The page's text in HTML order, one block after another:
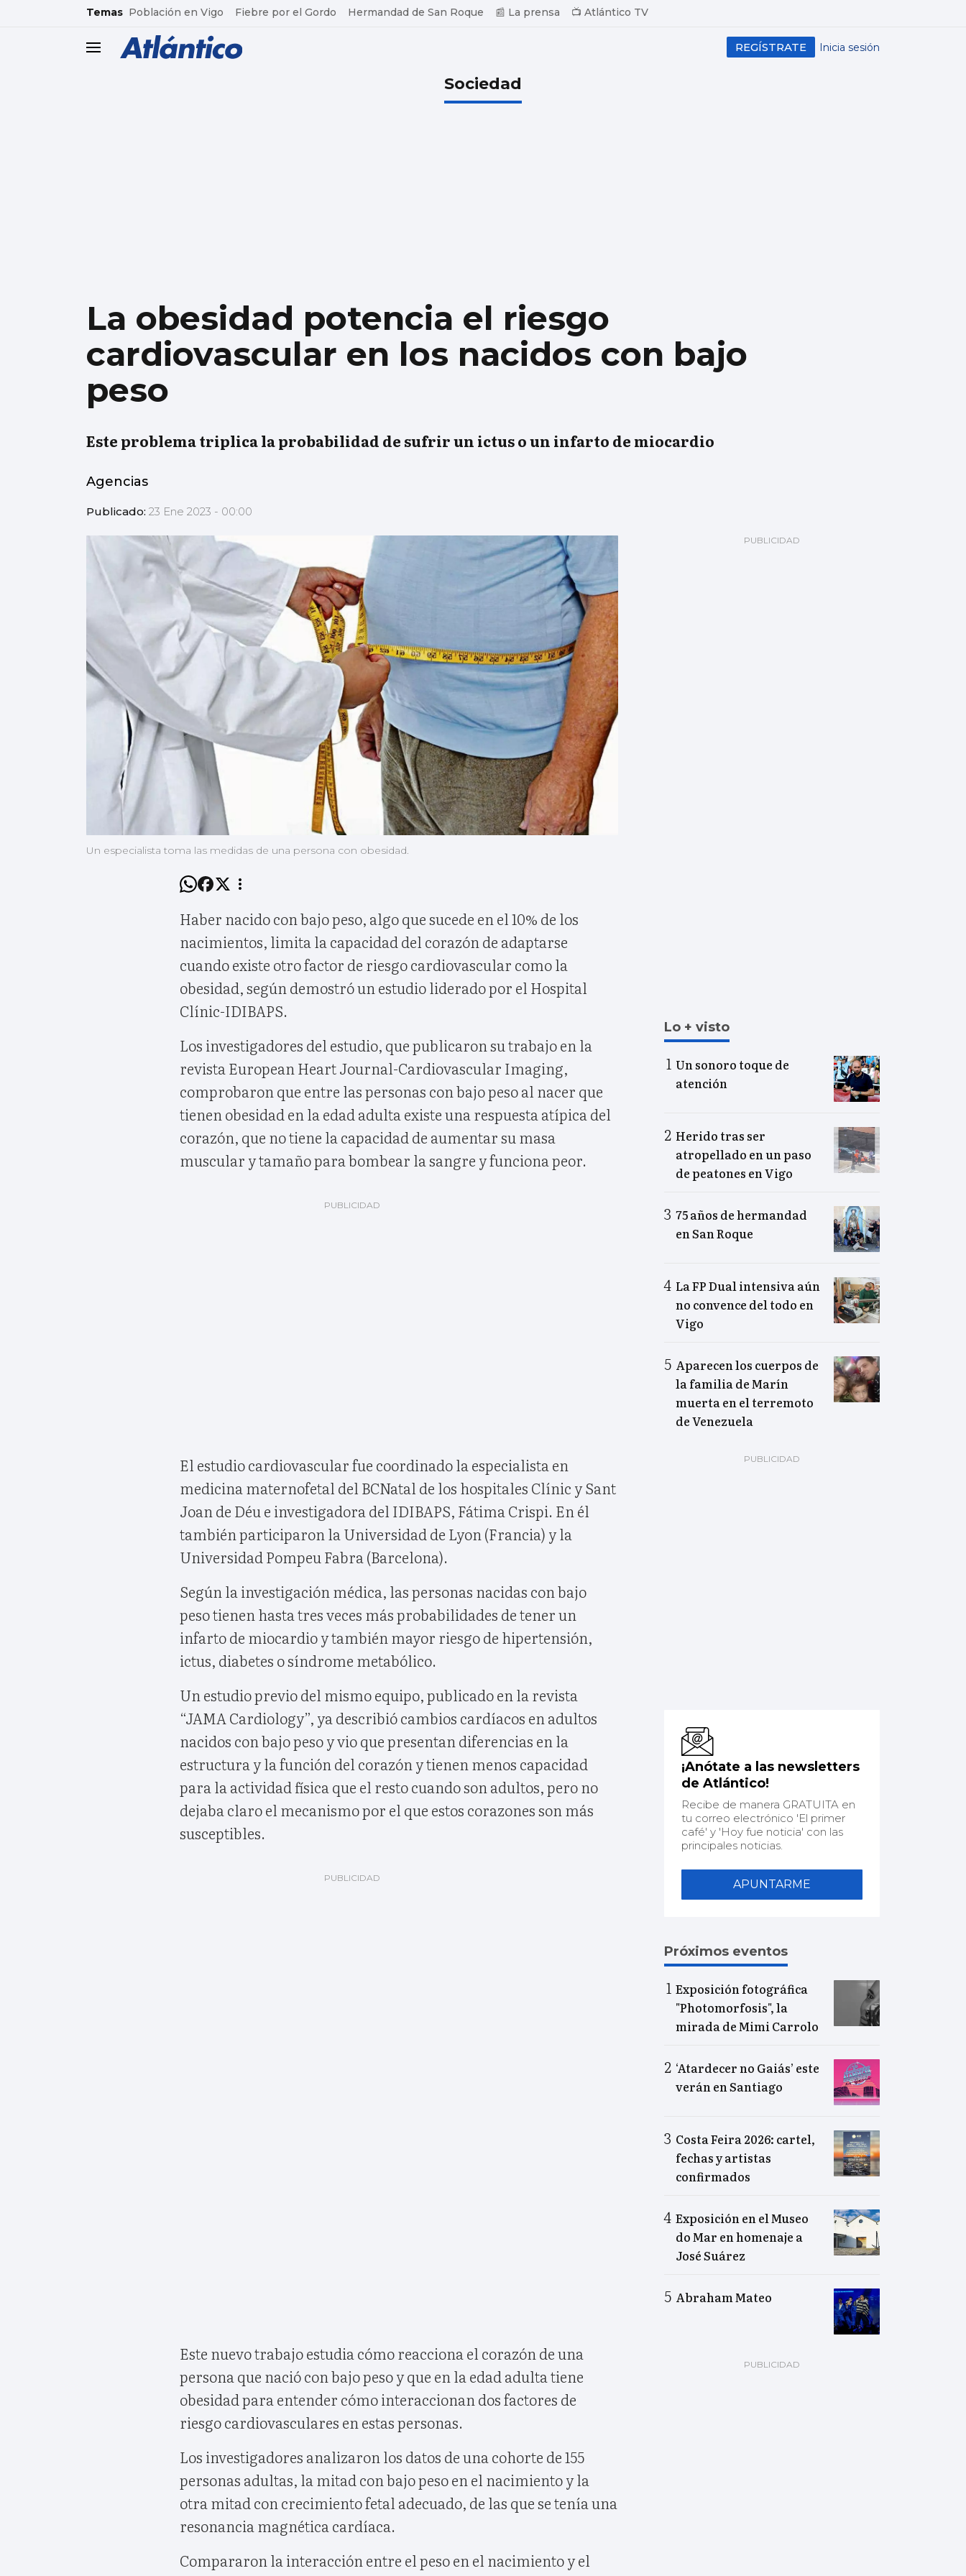
common.go-to-content
Temas Población en Vigo Fiebre por el Gordo Hermandad de San Roque 📰 La prensa 📺 Atlántico TV
header.menu.open Inicia sesión
REGÍSTRATE
Sociedad
La obesidad potencia el riesgo
cardiovascular en los nacidos con bajo
peso
Este problema triplica la probabilidad de sufrir un ictus o un infarto de miocardio
Agencias
Publicado: 23 Ene 2023 - 00:00
Un especialista toma las medidas de una persona con obesidad.
Haber nacido con bajo peso, algo que sucede en el 10% de los
nacimientos, limita la capacidad del corazón de adaptarse
cuando existe otro factor de riesgo cardiovascular como la
obesidad, según demostró un estudio liderado por el Hospital
Clínic-IDIBAPS.
Los investigadores del estudio, que publicaron su trabajo en la
revista European Heart Journal-Cardiovascular Imaging,
comprobaron que entre las personas con bajo peso al nacer que
tienen obesidad en la edad adulta existe una respuesta atípica del
corazón, que no tiene la capacidad de aumentar su masa
muscular y tamaño para bombear la sangre y funciona peor.
El estudio cardiovascular fue coordinado la especialista en
medicina maternofetal del BCNatal de los hospitales Clínic y Sant
Joan de Déu e investigadora del IDIBAPS, Fátima Crispi. En él
también participaron la Universidad de Lyon (Francia) y la
Universidad Pompeu Fabra (Barcelona).
Según la investigación médica, las personas nacidas con bajo
peso tienen hasta tres veces más probabilidades de tener un
infarto de miocardio y también mayor riesgo de hipertensión,
ictus, diabetes o síndrome metabólico.
Un estudio previo del mismo equipo, publicado en la revista
“JAMA Cardiology”, ya describió cambios cardíacos en adultos
nacidos con bajo peso y vio que presentan diferencias en la
estructura y la función del corazón y tienen menos capacidad
para la actividad física que el resto cuando son adultos, pero no
dejaba claro el mecanismo por el que estos corazones son más
susceptibles.
Este nuevo trabajo estudia cómo reacciona el corazón de una
persona que nació con bajo peso y que en la edad adulta tiene
obesidad para entender cómo interaccionan dos factores de
riesgo cardiovasculares en estas personas.
Los investigadores analizaron los datos de una cohorte de 155
personas adultas, la mitad con bajo peso en el nacimiento y la
otra mitad con crecimiento fetal adecuado, de las que se tenía una
resonancia magnética cardíaca.
Compararon la interacción entre el peso en el nacimiento y el
Lo + visto
Un sonoro toque de
atención
Herido tras ser
atropellado en un paso
de peatones en Vigo
75 años de hermandad
en San Roque
La FP Dual intensiva aún
no convence del todo en
Vigo
Aparecen los cuerpos de
la familia de Marín
muerta en el terremoto
de Venezuela
¡Anótate a las newsletters
de Atlántico!
Recibe de manera GRATUITA en
tu correo electrónico 'El primer
café' y 'Hoy fue noticia' con las
principales noticias.
APUNTARME
Próximos eventos
Exposición fotográfica
"Photomorfosis", la
mirada de Mimi Carrolo
‘Atardecer no Gaiás’ este
verán en Santiago
Costa Feira 2026: cartel,
fechas y artistas
confirmados
Exposición en el Museo
do Mar en homenaje a
José Suárez
Abraham Mateo